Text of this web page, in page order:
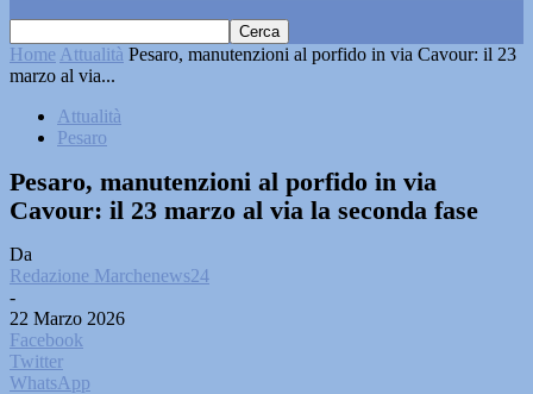
Home Attualità Pesaro, manutenzioni al porfido in via Cavour: il 23
marzo al via...
Attualità
Pesaro
Pesaro, manutenzioni al porfido in via
Cavour: il 23 marzo al via la seconda fase
Da
Redazione Marchenews24
-
22 Marzo 2026
Facebook
Twitter
WhatsApp